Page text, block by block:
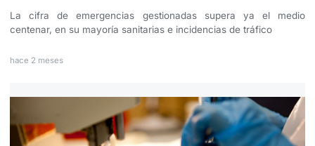
La cifra de emergencias gestionadas supera ya el medio
centenar, en su mayoría sanitarias e incidencias de tráfico
hace 2 meses